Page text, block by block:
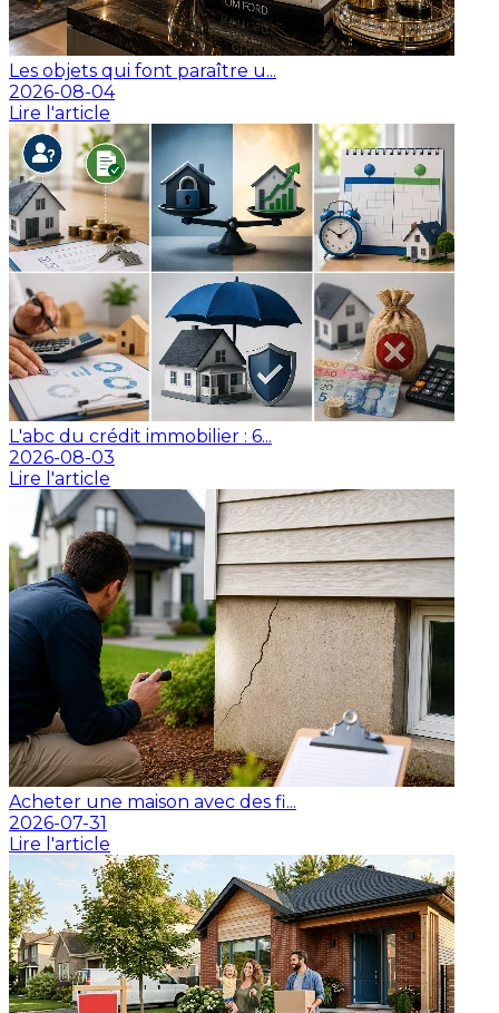
Les objets qui font paraître u...
2026-08-04
Lire l'article
L'abc du crédit immobilier : 6...
2026-08-03
Lire l'article
Acheter une maison avec des fi...
2026-07-31
Lire l'article